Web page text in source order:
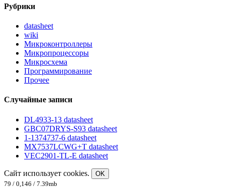
Рубрики
datasheet
wiki
Микроконтроллеры
Микропроцессоры
Микросхема
Программирование
Прочее
Случайные записи
DL4933-13 datasheet
GBC07DRYS-S93 datasheet
1-1374737-6 datasheet
MX7537LCWG+T datasheet
VEC2901-TL-E datasheet
Сайт использует cookies.
OK
79 / 0,146 / 7.39mb